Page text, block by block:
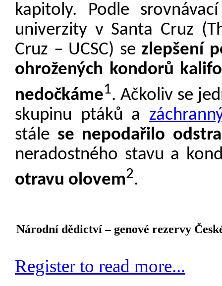
kapitoly. Podle
univerzity v Santa Cruz
Cruz – UCSC) se zlepšení
ohrožených kondorů
nedočkáme1. Ačkoliv se
skupinu ptáků a
stále se nepodařilo
neradostného stavu a
otravu olovem2.
Národní dědictví – genové rezervy
Register to read more...